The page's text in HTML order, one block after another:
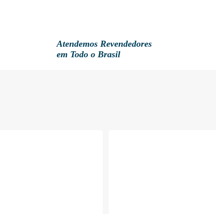
Atendemos Revendedores
em Todo o Brasil